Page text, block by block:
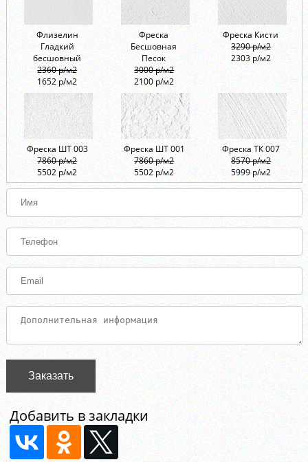
Флизелин
Гладкий
бесшовный
2360 р/м2
1652 р/м2
Фреска
Бесшовная
Песок
3000 р/м2
2100 р/м2
Фреска Кисти
3290 р/м2
2303 р/м2
Фреска ШТ 003
7860 р/м2
5502 р/м2
Фреска ШТ 001
7860 р/м2
5502 р/м2
Фреска ТК 007
8570 р/м2
5999 р/м2
Заказать
Добавить в закладки